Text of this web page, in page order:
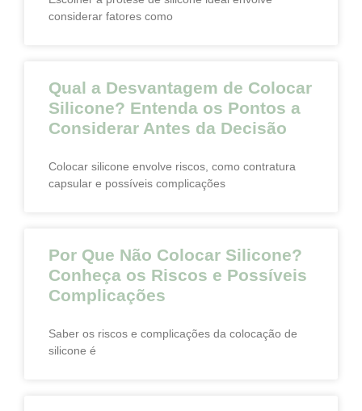
considerar fatores como
Qual a Desvantagem de Colocar
Silicone? Entenda os Pontos a
Considerar Antes da Decisão
Colocar silicone envolve riscos, como contratura
capsular e possíveis complicações
Por Que Não Colocar Silicone?
Conheça os Riscos e Possíveis
Complicações
Saber os riscos e complicações da colocação de
silicone é